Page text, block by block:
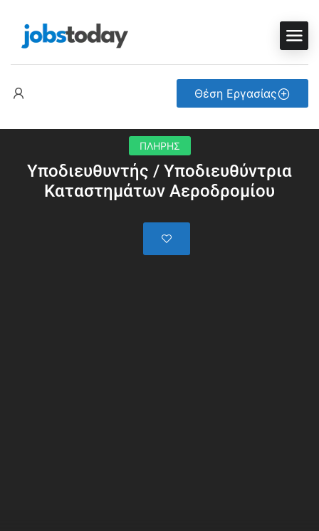
Θέση Εργασίας
ΠΛΗΡΗΣ
Υποδιευθυντής / Υποδιευθύντρια
Καταστημάτων Αεροδρομίου